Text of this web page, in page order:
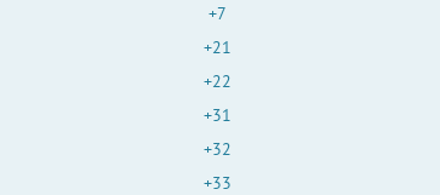
+7
+21
+22
+31
+32
+33